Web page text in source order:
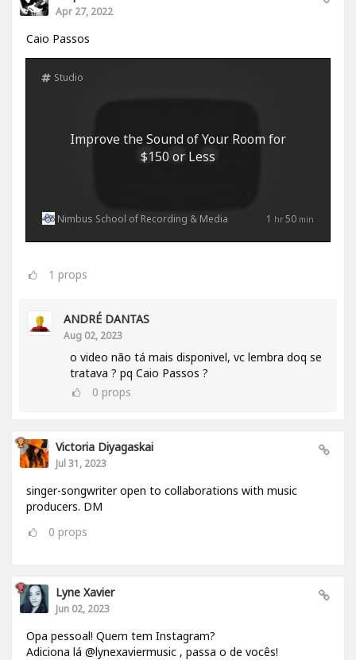
Apr 27, 2022
Caio Passos
Improve the Sound of Your Room for
$150 or Less
Studio
1 hr 50 min
Nimbus School of Recording & Media
1 props
ANDRÉ DANTAS
Aug 02, 2023
o video não tá mais disponivel, vc lembra doq se
tratava ? pq Caio Passos ?
0 props
Victoria Diyagaskai
Jul 31, 2023
singer-songwriter open to collaborations with music
producers. DM
0 props
Lyne Xavier
Jun 02, 2023
Opa pessoal! Quem tem Instagram?
Adiciona lá @lynexaviermusic , passa o de vocês!